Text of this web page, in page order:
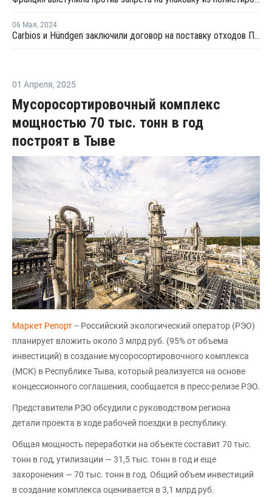
06 Мая, 2024
Carbios и Hündgen заключили договор на поставку отходов ПЭТ для переработки во Франции
01 Апреля, 2025
Мусоросортировочный комплекс
мощностью 70 тыс. тонн в год
построят в Тыве
Маркет Репорт-- Российский экологический оператор (РЭО)
планирует вложить около 3 млрд руб. (95% от объема
инвестиций) в создание мусоросортировочного комплекса
(МСК) в Республике Тыва, который реализуется на основе
концессионного соглашения, сообщается в пресс-релизе РЭО.
Представители РЭО обсудили с руководством региона
детали проекта в ходе рабочей поездки в республику.
Общая мощность переработки на объекте составит 70 тыс.
тонн в год, утилизации — 31,5 тыс. тонн в год и еще
захоронения — 70 тыс. тонн в год. Общий объем инвестиций
в создание комплекса оценивается в 3,1 млрд руб.